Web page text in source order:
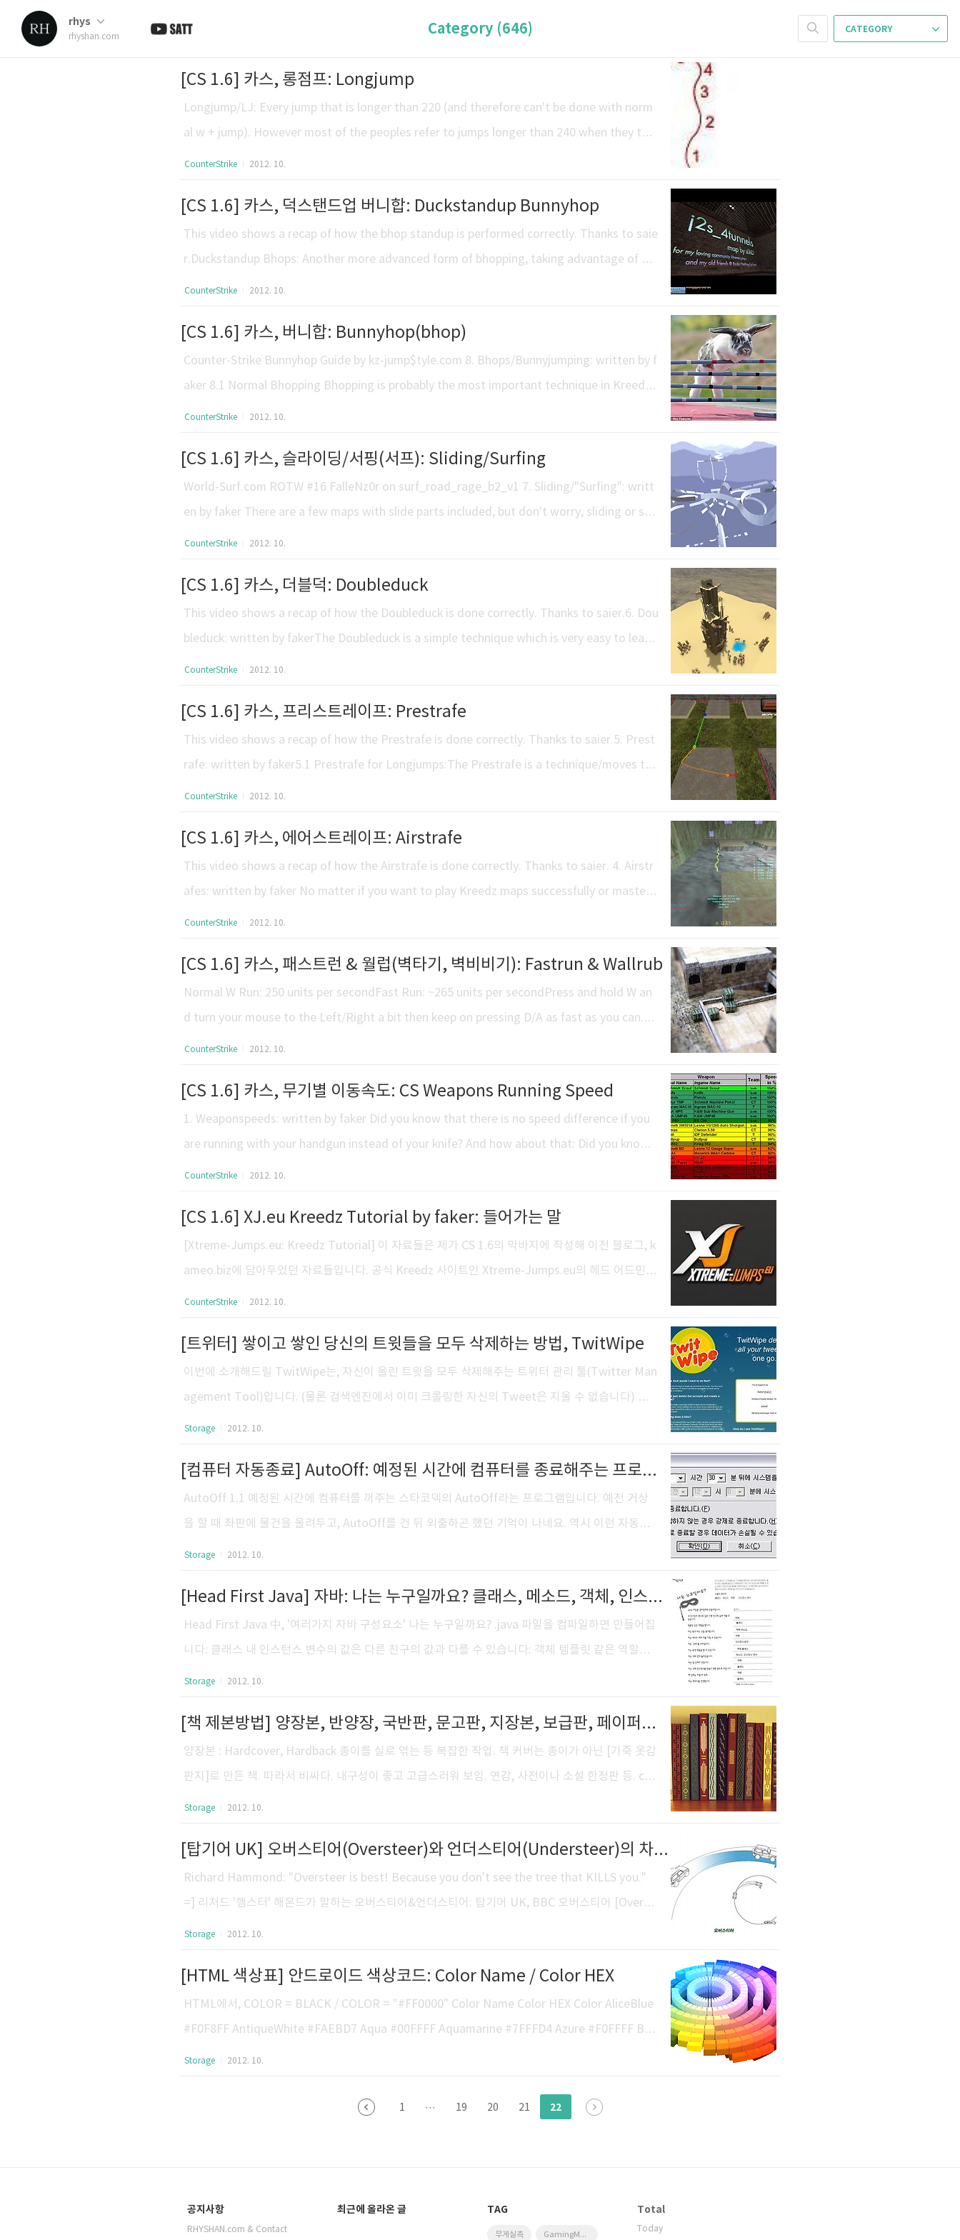
rhys
rhyshan.com
CATEGORY
Category (646)
[CS 1.6] 카스, 롱점프: Longjump
Longjump/LJ: Every jump that is longer than 220 (and therefore can't be done with norm
al w + jump). However most of the peoples refer to jumps longer than 240 when they talk
about Longjumps.롱점프는 220유닛보다 멀리 뛴 모든 점프(따라서 보통 W-점프로 뛸 수 없는)를
of how the longjump is done correctly. Thanks to eric saier. 9. Longjump: written by fake
rThe Lo..
CounterStrike 2012. 10.
[CS 1.6] 카스, 덕스탠드업 버니합: Duckstandup Bunnyhop
This video shows a recap of how the bhop standup is performed correctly. Thanks to saie
r.Duckstandup Bhops: Another more advanced form of bhopping, taking advantage of a li
ttle boost caused by ducking and standing up again, which gives you a little extra speed
전된 형태입니다. 약간의 추가 속도와 추가적인 상승을 얻을 수 있는, 덕과 일어서는 동작을 통해 약간
의 추진력을 만들어 이용하는 기술입니..
CounterStrike 2012. 10.
[CS 1.6] 카스, 버니합: Bunnyhop(bhop)
Counter-Strike Bunnyhop Guide by kz-jump$tyle.com 8. Bhops/Bunnyjumping: written by f
aker 8.1 Normal Bhopping Bhopping is probably the most important technique in Kreedz,
every successful jumper is able to perform powerful and fast bhops. You need to have go
ral jumps in a bhop combo. Bhopping is way more than ..
CounterStrike 2012. 10.
[CS 1.6] 카스, 슬라이딩/서핑(서프): Sliding/Surfing
World-Surf.com ROTW #16 FalleNz0r on surf_road_rage_b2_v1 7. Sliding/"Surfing": writt
en by faker There are a few maps with slide parts included, but don't worry, sliding or sur
fing is pretty easy to perform. -> Note: The actual surf_ maps out there are played with ai
with default settings (airaccelerate 10)..
CounterStrike 2012. 10.
[CS 1.6] 카스, 더블덕: Doubleduck
This video shows a recap of how the Doubleduck is done correctly. Thanks to saier.6. Dou
bleduck: written by fakerThe Doubleduck is a simple technique which is very easy to learn
and allows you to get up edges that are 32 units high or less without jumping. The reaso
w down - but when you doubleduck, you don't..
CounterStrike 2012. 10.
[CS 1.6] 카스, 프리스트레이프: Prestrafe
This video shows a recap of how the Prestrafe is done correctly. Thanks to saier.5. Prest
rafe: written by faker5.1 Prestrafe for Longjumps:The Prestrafe is a technique/moves tha
t accelerates you before you jump off, and allows you to jump farther, just as the Lonjum
e Prestrafe is performed with precision a..
CounterStrike 2012. 10.
[CS 1.6] 카스, 에어스트레이프: Airstrafe
This video shows a recap of how the Airstrafe is done correctly. Thanks to saier. 4. Airstr
afes: written by faker No matter if you want to play Kreedz maps successfully or master
hard trickjumps on the original maps, you obviously got to improve your movement and l
h means they hold w/their forward key while..
CounterStrike 2012. 10.
[CS 1.6] 카스, 패스트런 & 월럽(벽타기, 벽비비기): Fastrun & Wallrub
Normal W Run: 250 units per secondFast Run: ~265 units per secondPress and hold W an
d turn your mouse to the Left/Right a bit then keep on pressing D/A as fast as you can.패
스트런: W버튼을 누른 채 가고자 하는 반대 방향으로 시선을 돌리고, 가고자 하는 방향의 A/D 키를 빠
유닛 이상의 추가 속도를 얻을 수 있습니다. 만약 A/D 연타가 아닌 A/D를 꾹 누른채 달린
다면 248u/s의 속도가 나오며 오히려 2유닛을 손해보게 됩니다.패스트런에 추가적으로, "Wallr..
CounterStrike 2012. 10.
[CS 1.6] 카스, 무기별 이동속도: CS Weapons Running Speed
1. Weaponspeeds: written by faker Did you know that there is no speed difference if you
are running with your handgun instead of your knife? And how about that: Did you know c
arrying a scout allows you run faster? How about running with a m4 or the famous AK, is i
hanks for the original version of this beautiful ..
CounterStrike 2012. 10.
[CS 1.6] XJ.eu Kreedz Tutorial by faker: 들어가는 말
[Xtreme-Jumps.eu: Kreedz Tutorial] 이 자료들은 제가 CS 1.6의 막바지에 작성해 이전 블로그, k
ameo.biz에 담아두었던 자료들입니다. 공식 Kreedz 사이트인 Xtreme-Jumps.eu의 헤드 어드민 f
aker가 쓴 카운터스트라이크 'Kreedz 튜토리얼'을 정리했습니다. CS:GO와 카스온라인2에서도 NF
treme-jumps.eu/ 점프, 카운터스트라이크 1.6: 들어가는 말 카운터스트라이크의 경우 베이스가 되
는 하프라이프 엔진의 특성상 공중에서 가속이 가능합니다. 어찌보면 잘못 만든 엔진이지만, 그 덕분
에 서프, 롱점프나 버니합 등 다양한 움직임이 가능해 게..
CounterStrike 2012. 10.
[트위터] 쌓이고 쌓인 당신의 트윗들을 모두 삭제하는 방법, TwitWipe
이번에 소개해드릴 TwitWipe는, 자신이 올린 트윗을 모두 삭제해주는 트위터 관리 툴(Twitter Man
agement Tool)입니다. (물론 검색엔진에서 이미 크롤링한 자신의 Tweet은 지울 수 없습니다) 방
법은 간단합니다. 트위터 로그인을 통해 TwitWipe에 자신의 계정에 접근할 수 있는 권한을 준 후, St
서버에 요청할 수 있는 Request의 제한이 있기에 쌓인 트윗량이 많은 편이라면 조금 기다려야 합니
다. 그리고 오래된 트윗들은 최근의 트윗들이 삭제되면 일정 시간이 지난 후 떠오르게 됩니다. 떠올랐
을 때 다시 TwitWipe를 돌려주세요. http://twitwipe.aa..
Storage 2012. 10.
[컴퓨터 자동종료] AutoOff: 예정된 시간에 컴퓨터를 종료해주는 프로그램
AutoOff 1.1 예정된 시간에 컴퓨터를 꺼주는 스타코덱의 AutoOff라는 프로그램입니다. 예전 거상
을 할 때 좌판에 물건을 올려두고, AutoOff를 건 뒤 외출하곤 했던 기억이 나네요. 역시 이런 자동종
료 프로그램이 가장 필요한 순간은, RPG게임을 할 때가 아닌가 생각해봅니다. shutdown -s -t 120
약 아래의 추가적인 기능이 필요하다면 2.0을 사용하면 되겠습니다. 추가된 기능은 다음과 같습니다:
- 자동 종료 실행 시 시스템 트레이 모드 - 지정된 시간에/시간 뒤에 시스템을 다시 시작하거나 대기
모드/최대 절전 모드로 변경 기능 - 윈도우 시작 시 자동 실행 기능 fo..
Storage 2012. 10.
[Head First Java] 자바: 나는 누구일까요? 클래스, 메소드, 객체, 인스턴스 변수
Head First Java 中, '여러가지 자바 구성요소' 나는 누구일까요? .java 파일을 컴파일하면 만들어집
니다: 클래스 내 인스턴스 변수의 값은 다른 친구의 값과 다를 수 있습니다: 객체 템플릿 같은 역할을
합니다: 클래스 저는 뭔가 하는 것을 좋아합니다: 객체, 메소드 저는 메소드 여러 개를 가질 수 있습니
는 객체 안에 들어있습니다: 메소드, 인스턴스 변수 저는 힙 안에서 산답니다: 객체 저는 객체 인스턴
스를 만들기 위한 용도로 쓰입니다: 클래스 제 상태는 바뀔 수 있죠: 객체 저는 메소드를 선언합니다:
클래스 저는 실행 중에 바뀔 수 있습니다: 객체, 인스턴스 변수 Head First J..
Storage 2012. 10.
[책 제본방법] 양장본, 반양장, 국반판, 문고판, 지장본, 보급판, 페이퍼북, 하드커버, 소프트커버
양장본 : Hardcover, Hardback 종이를 실로 엮는 등 복잡한 작업. 책 커버는 종이가 아닌 [가죽 옷감
판지]로 만든 책. 따라서 비싸다. 내구성이 좋고 고급스러워 보임. 연감, 사전이나 소설 한정판 등. cf)
하드커버 책을 간단하게 만드는 방법 반양장 : Perfect Book, Softcover 종이를 실로 엮는 등 복잡
감. 내구도는 양장본 보다 떨어지는 편. 양장본과 달리 천을 쓰지 않고 면지와 풀로 붙이기 때문에 두
꺼울 경우 잘 떨어진다. 보관이 용이. 단행본, 잡지따위. 국반판 우리나라의 일반 판형. 국판(152×218
mm)의 1/2 크기의 판형을 말하며, 크기는 106×148 mm..
Storage 2012. 10.
[탑기어 UK] 오버스티어(Oversteer)와 언더스티어(Understeer)의 차이점
Richard Hammond: "Oversteer is best! Because you don't see the tree that KILLS you."
=] 리처드 '햄스터' 해몬드가 말하는 오버스티어&언더스티어: 탑기어 UK, BBC 오버스티어 [Overst
eer] 차량이 코너를 돌 때 스티어링휠을 돌린 각도보다 회반경이 작아지는 현상. 차체가 조향바퀴의
조향각도로 회전하는 도중에 뒷바퀴가 바깥쪽으로 미끄러져 나가 접지력을 잃었을 때 발생한다. 뒷바
퀴가 미끄러진 상태이므로 스핀 현상이 이어지기 쉽고, 가속시에 동력이 노면에 충분히 전달되지 않
음으로써 가속도가 떨어진다. 단, 자동차 경주에서는 코너돌기 기술의..
Storage 2012. 10.
[HTML 색상표] 안드로이드 색상코드: Color Name / Color HEX
HTML에서, COLOR = BLACK / COLOR = "#FF0000" Color Name Color HEX Color AliceBlue
#F0F8FF AntiqueWhite #FAEBD7 Aqua #00FFFF Aquamarine #7FFFD4 Azure #F0FFFF Bei
ge #F5F5DC Bisque #FFE4C4 Black #000000 BlanchedAlmond #FFEBCD Blue #0000FF Blu
7FFF00 Chocolate #D2691E Coral #FF7F50 CornflowerBlue #6495ED Cornsilk #FFF8DC Cri
Storage 2012. 10.
1 ··· 19 20 21 22
공지사항
RHYSHAN.com & Contact
최근에 올라온 글 TAG
무게실측 GamingMonitor
Total
Today